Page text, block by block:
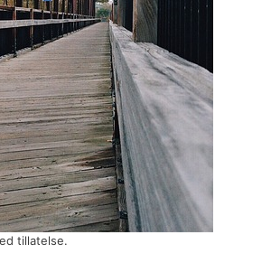
tillatelse.